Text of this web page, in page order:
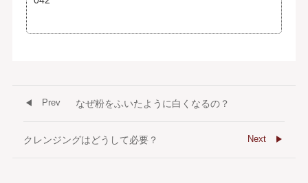
なぜ粉をふいたように白くなるの？
Prev
クレンジングはどうして必要？ Next